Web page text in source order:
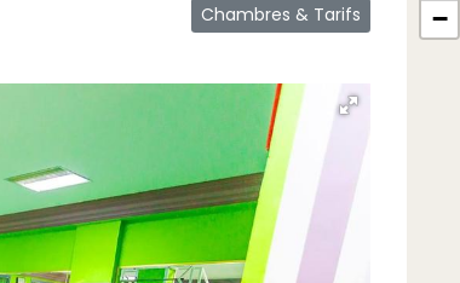
Chambres & Tarifs
−